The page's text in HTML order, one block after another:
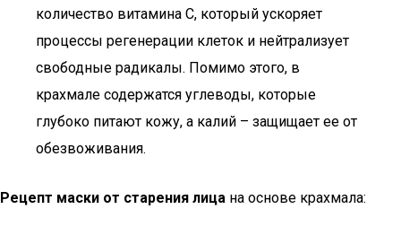
количество витамина С, который ускоряет
процессы регенерации клеток и нейтрализует
свободные радикалы. Помимо этого, в
крахмале содержатся углеводы, которые
глубоко питают кожу, а калий – защищает ее от
обезвоживания.
Рецепт маски от старения лица на основе крахмала: